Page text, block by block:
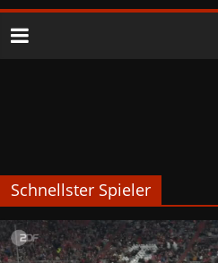
Schnellster Spieler